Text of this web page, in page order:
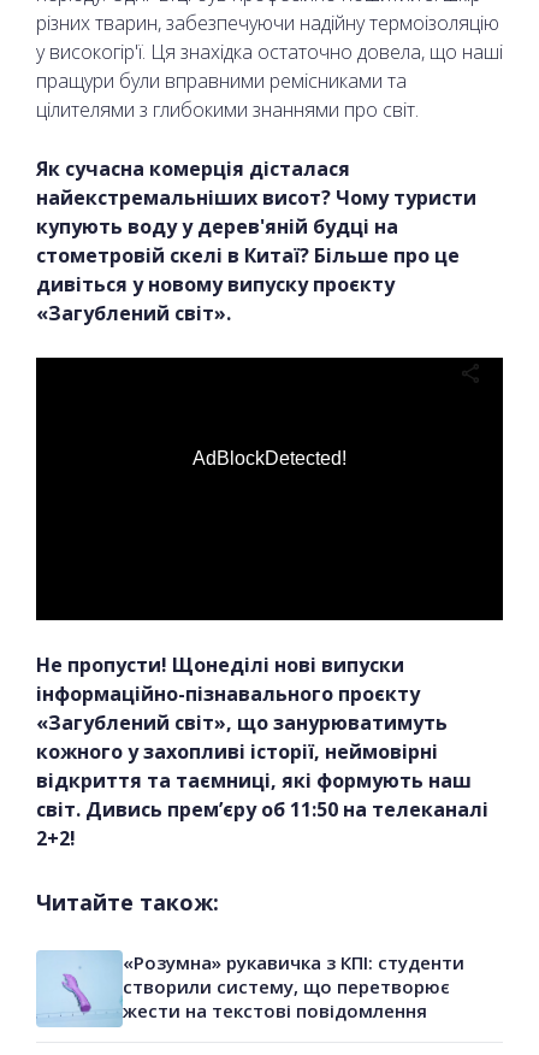
різних тварин, забезпечуючи надійну термоізоляцію
у високогір'ї. Ця знахідка остаточно довела, що наші
пращури були вправними ремісниками та
цілителями з глибокими знаннями про світ.
Як сучасна комерція дісталася
найекстремальніших висот? Чому туристи
купують воду у дерев'яній будці на
стометровій скелі в Китаї? Більше про це
дивіться у новому випуску проєкту
«Загублений світ».
AdBlockDetected!
Не пропусти! Щонеділі нові випуски
інформаційно-пізнавального проєкту
«Загублений світ», що занурюватимуть
кожного у захопливі історії, неймовірні
відкриття та таємниці, які формують наш
світ. Дивись прем’єру об 11:50 на телеканалі
2+2!
Читайте також:
«Розумна» рукавичка з КПІ: студенти
створили систему, що перетворює
жести на текстові повідомлення